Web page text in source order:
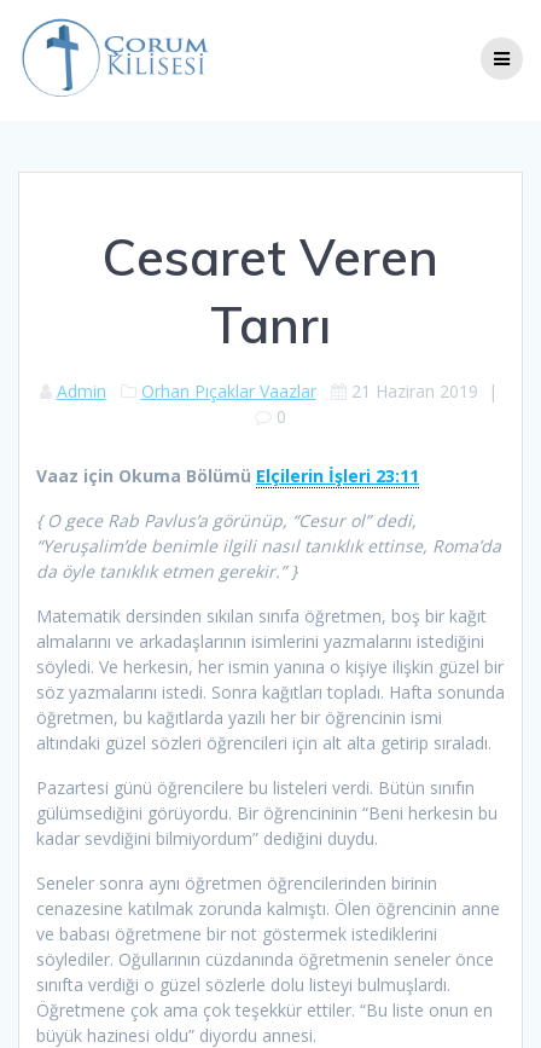
Cesaret Veren
Tanrı
Admin Orhan Pıçaklar Vaazlar 21 Haziran 2019 |
0
Vaaz için Okuma Bölümü Elçilerin İşleri 23:11
{ O gece Rab Pavlus’a görünüp, “Cesur ol” dedi,
“Yeruşalim’de benimle ilgili nasıl tanıklık ettinse, Roma’da
da öyle tanıklık etmen gerekir.” }
Matematik dersinden sıkılan sınıfa öğretmen, boş bir kağıt
almalarını ve arkadaşlarının isimlerini yazmalarını istediğini
söyledi. Ve herkesin, her ismin yanına o kişiye ilişkin güzel bir
söz yazmalarını istedi. Sonra kağıtları topladı. Hafta sonunda
öğretmen, bu kağıtlarda yazılı her bir öğrencinin ismi
altındaki güzel sözleri öğrencileri için alt alta getirip sıraladı.
Pazartesi günü öğrencilere bu listeleri verdi. Bütün sınıfın
gülümsediğini görüyordu. Bir öğrencininin “Beni herkesin bu
kadar sevdiğini bilmiyordum” dediğini duydu.
Seneler sonra aynı öğretmen öğrencilerinden birinin
cenazesine katılmak zorunda kalmıştı. Ölen öğrencinin anne
ve babası öğretmene bir not göstermek istediklerini
söylediler. Oğullarının cüzdanında öğretmenin seneler önce
sınıfta verdiği o güzel sözlerle dolu listeyi bulmuşlardı.
Öğretmene çok ama çok teşekkür ettiler. “Bu liste onun en
büyük hazinesi oldu” diyordu annesi.